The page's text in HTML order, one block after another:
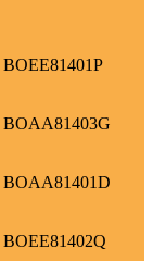
BOAA81403G
BOAA81401D
BOEE81402Q